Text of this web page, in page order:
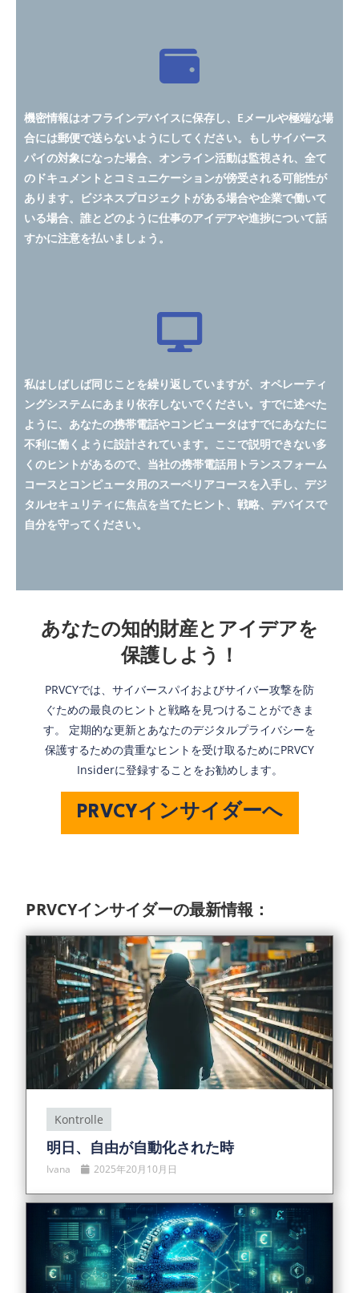
機密情報はオフラインデバイスに保存し、Eメールや極端な場
合には郵便で送らないようにしてください。もしサイバース
パイの対象になった場合、オンライン活動は監視され、全て
のドキュメントとコミュニケーションが傍受される可能性が
あります。ビジネスプロジェクトがある場合や企業で働いて
いる場合、誰とどのように仕事のアイデアや進捗について話
すかに注意を払いましょう。
私はしばしば同じことを繰り返していますが、オペレーティ
ングシステムにあまり依存しないでください。すでに述べた
ように、あなたの携帯電話やコンピュータはすでにあなたに
不利に働くように設計されています。ここで説明できない多
くのヒントがあるので、当社の携帯電話用トランスフォーム
コースとコンピュータ用のスーペリアコースを入手し、デジ
タルセキュリティに焦点を当てたヒント、戦略、デバイスで
自分を守ってください。
あなたの知的財産とアイデアを
保護しよう！
PRVCYでは、サイバースパイおよびサイバー攻撃を防
ぐための最良のヒントと戦略を見つけることができま
す。 定期的な更新とあなたのデジタルプライバシーを
保護するための貴重なヒントを受け取るためにPRVCY
Insiderに登録することをお勧めします。
PRVCYインサイダーへ
PRVCYインサイダーの最新情報：
Kontrolle
明日、自由が自動化された時
Ivana 2025年20月10月日